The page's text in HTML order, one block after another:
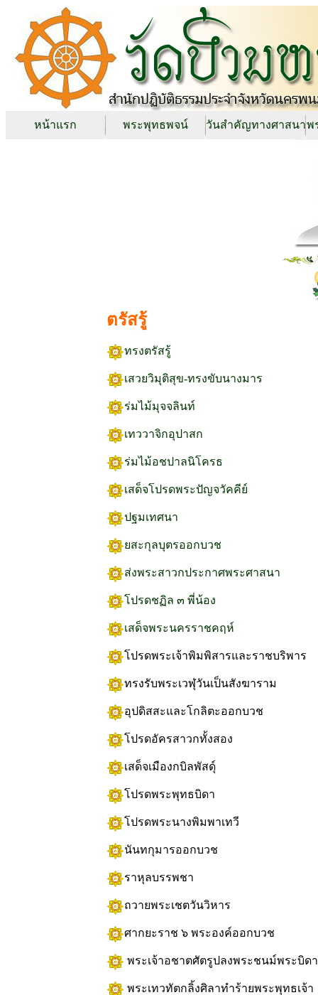
หน้าแรก พระพุทธพจน์ วันสำคัญทางศาสนาพ
ตรัสรู้
ทรงตรัสรู้
เสวยวิมุติสุข-ทรงขับนางมาร
ร่มไม้มุจจลินท์
เทววาจิกอุปาสก
ร่มไม้อชปาลนิโครธ
เสด็จโปรดพระปัญจวัคคีย์
ปฐมเทศนา
ยสะกุลบุตรออกบวช
ส่งพระสาวกประกาศพระศาสนา
โปรดชฏิล ๓ พี่น้อง
เสด็จพระนครราชคฤห์
โปรดพระเจ้าพิมพิสารและราชบริพาร
ทรงรับพระเวฬุวันเป็นสังฆาราม
อุปดิสสะและโกลิตะออกบวช
โปรดอัครสาวกทั้งสอง
เสด็จเมืองกบิลพัสดุ์
โปรดพระพุทธบิดา
โปรดพระนางพิมพาเทวี
นันทกุมารออกบวช
ราหุลบรรพชา
ถวายพระเชตวันวิหาร
ศากยะราช ๖ พระองค์ออกบวช
พระเจ้าอชาตศัตรูปลงพระชนม์พระบิดา
พระเทวทัตกลิ้งศิลาทำร้ายพระพุทธเจ้า